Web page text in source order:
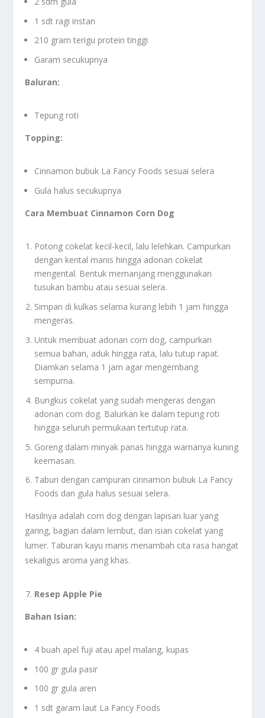
1 sdt ragi instan
210 gram terigu protein tinggi
Garam secukupnya
Baluran:
Tepung roti
Topping:
Cinnamon bubuk La Fancy Foods sesuai selera
Gula halus secukupnya
Cara Membuat Cinnamon Corn Dog
Potong cokelat kecil-kecil, lalu lelehkan. Campurkan
dengan kental manis hingga adonan cokelat
mengental. Bentuk memanjang menggunakan
tusukan bambu atau sesuai selera.
Simpan di kulkas selama kurang lebih 1 jam hingga
mengeras.
Untuk membuat adonan corn dog, campurkan
semua bahan, aduk hingga rata, lalu tutup rapat.
Diamkan selama 1 jam agar mengembang
sempurna.
Bungkus cokelat yang sudah mengeras dengan
adonan corn dog. Balurkan ke dalam tepung roti
hingga seluruh permukaan tertutup rata.
Goreng dalam minyak panas hingga warnanya kuning
keemasan.
Taburi dengan campuran cinnamon bubuk La Fancy
Foods dan gula halus sesuai selera.
Hasilnya adalah corn dog dengan lapisan luar yang
garing, bagian dalam lembut, dan isian cokelat yang
lumer. Taburan kayu manis menambah cita rasa hangat
sekaligus aroma yang khas.
Resep Apple Pie
Bahan Isian:
4 buah apel fuji atau apel malang, kupas
100 gr gula pasir
100 gr gula aren
1 sdt garam laut La Fancy Foods